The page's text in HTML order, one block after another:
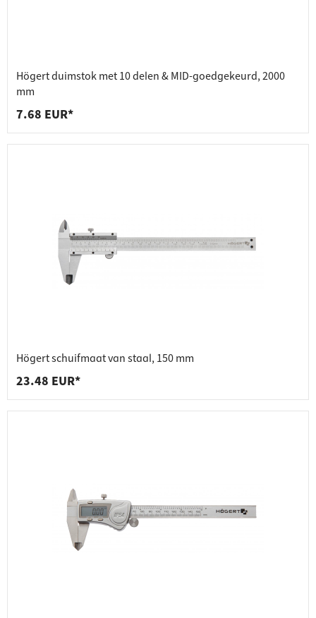
Högert duimstok met 10 delen & MID-goedgekeurd, 2000
mm
7.68 EUR*
Högert schuifmaat van staal, 150 mm
23.48 EUR*